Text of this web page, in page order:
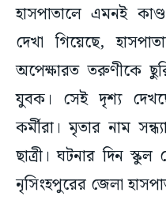
হাসপাতালে এমনই
দেখা গিয়েছে,
অপেক্ষারত তরুণীকে
যুবক। সেই দৃশ্য
কর্মীরা। মৃতার নাম
ছাত্রী। ঘটনার দিন
নৃসিংহপুরের জেলা